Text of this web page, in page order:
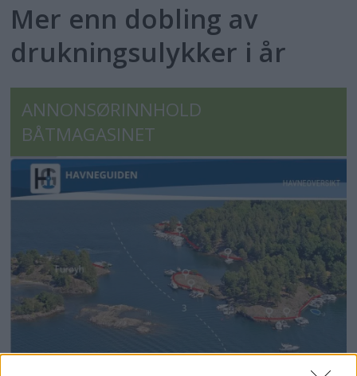
Mer enn dobling av
drukningsulykker i år
ANNONSØRINNHOLD
BÅTMAGASINET